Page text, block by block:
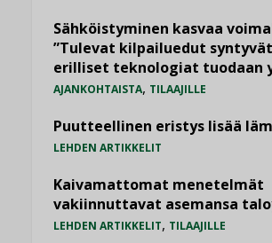
Sähköistyminen kasvaa
”Tulevat kilpailuedut
erilliset teknologiat tuodaan
AJANKOHTAISTA, TILAAJILLE
Puutteellinen eristys lisää
LEHDEN ARTIKKELIT
Kaivamattomat menetelmät
vakiinnuttavat asemansa
LEHDEN ARTIKKELIT, TILAAJILLE